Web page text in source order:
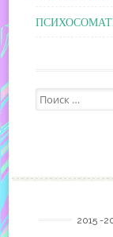
Поиск:
2015 -